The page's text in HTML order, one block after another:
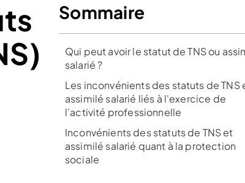
Sommaire
Qui peut avoir le statut de TNS ou
salarié ?
Les inconvénients des statuts de TNS
assimilé salarié liés à l'exercice de
l’activité professionnelle
Inconvénients des statuts de TNS et
assimilé salarié quant à la protection
sociale